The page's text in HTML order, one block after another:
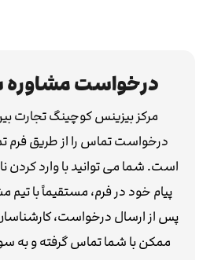
درخواست مشاوره
مرکز بیزینس کوچینگ تجارت
درخواست تماس را از طریق فرم
است. شما می توانید با وارد کردن
پیام خود در فرم، مستقیماً با تیم
پس از ارسال درخواست، کارشناسان
ممکن با شما تماس گرفته و به